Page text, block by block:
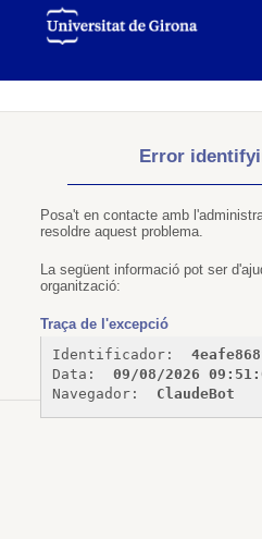
Error
Posa't en contacte amb
resoldre aquest problema.
La següent informació pot ser
organització:
Traça de l'excepció
Identificador:
Data:
09/08/2026
Navegador:
ClaudeBot